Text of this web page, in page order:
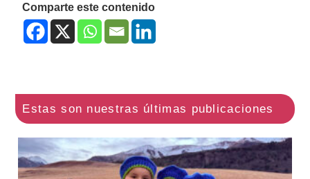
Comparte este contenido